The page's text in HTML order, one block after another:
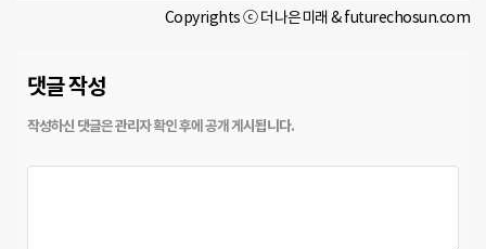
Copyrights ⓒ 더나은미래 & futurechosun.com
댓글 작성